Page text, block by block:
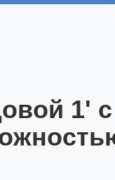
1' с